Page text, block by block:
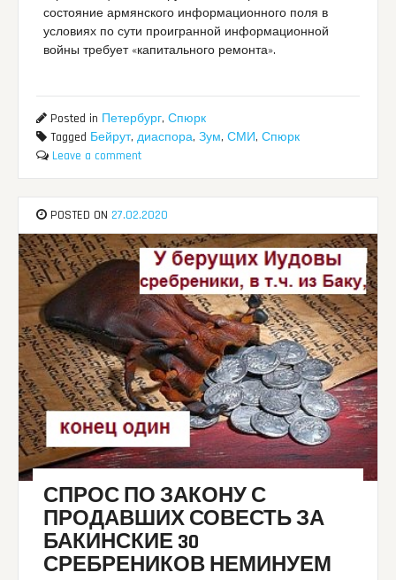
состояние армянского информационного поля в
условиях по сути проигранной информационной
войны требует «капитального ремонта».
Posted in Петербург,Спюрк
Tagged Бейрут,диаспора,Зум,СМИ,Спюрк
Leave a comment
POSTED ON 27.02.2020
СПРОС ПО ЗАКОНУ С
ПРОДАВШИХ СОВЕСТЬ ЗА
БАКИНСКИЕ 30
СРЕБРЕНИКОВ НЕМИНУЕМ